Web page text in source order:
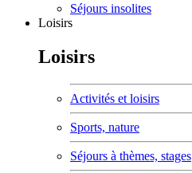
Séjours insolites
Loisirs
Loisirs
Activités et loisirs
Sports, nature
Séjours à thèmes, stages